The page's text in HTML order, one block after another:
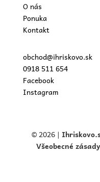
O nás
Ponuka
Kontakt
obchod@ihriskovo.sk
0918 511 654
Facebook
Instagram
© 2026 | Ihriskovo.
Všeobecné